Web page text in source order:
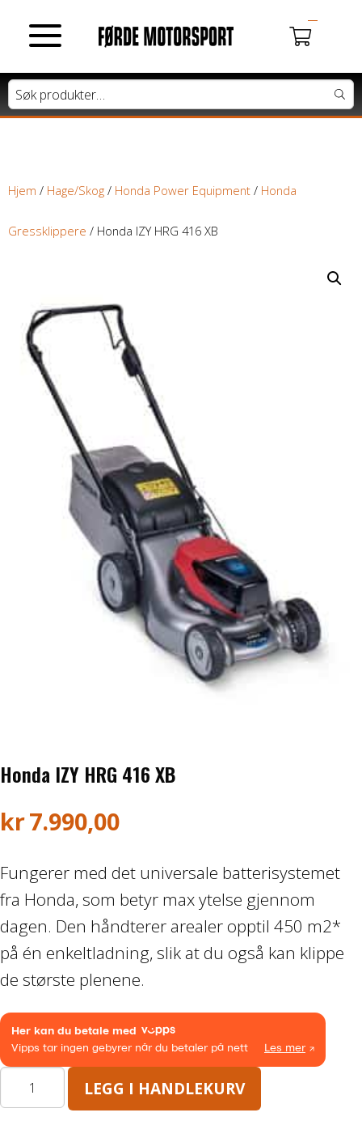
MOTORSYKLER
Lett motorsykkel
Moped / Scooter
ATV / SNØSCOOTER
Honda ATV
Kawasaki ATV/UTV
Hisun ATV / UTV
TGB ATV
BÅT OG BÅTMOTOR
Skaphenger
Maskinhenger
HAGE/SKOG
Honda Power Equipment
Stihl -Skog og Hage
Toro Snøfres
DELER OG TILBEHØR
Hjem / Hage/Skog / Honda Power Equipment / Honda
Gressklippere / Honda IZY HRG 416 XB
Honda IZY HRG 416 XB
kr7.990,00
Fungerer med det universale batterisystemet
fra Honda, som betyr max ytelse gjennom
dagen. Den håndterer arealer opptil 450 m2*
på én enkeltladning, slik at du også kan klippe
de største plenene.
LEGG I HANDLEKURV